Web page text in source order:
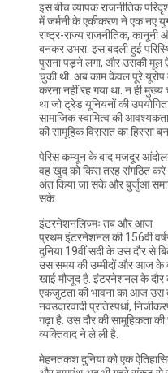
इस बीच व्यापक राजनीतिक
में जर्मनी के एकीकरण ने एक नए
राष्ट्र-राज्य राजनीतिक,
बनकर उभरा. इस बदली हुई
पुराना पड़ने लगा, और उसकी मूल
चुकी थी. अब काम केवल पूरे
करना नहीं रह गया था. न ही
था जो ट्रेड यूनियनों की
सामाजिक स्वामित्व की
की सामूहिक विरासत का हिस्सा
पेरिस कम्यून के बाद मजदूर
वह खुद को किस तरह संगठित करे
अंत किया जा सके और बुर्जुआ
सके.
इंटरनेशनलिज्मः तब और आज
प्रथम इंटरनेशनल की 156वीं
दुनिया 19वीं सदी के उस दौर से
उस समय की उम्मीदों और आज के
खाई मौजूद है. इंटरनेशनल के दौर
एकजुटता की भावना का आज उस
नवउदारवादी प्रतिस्पर्धा,
गढ़ा है. उस दौर की सामूहिकता
व्यक्तिवाद ने ले ली है.
मेहनतकश दुनिया को एक